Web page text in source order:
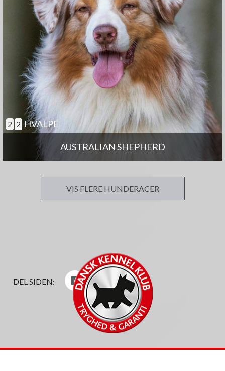
AUSTRALIAN SHEPHERD
2 2 HVALPE
VIS FLERE HUNDERACER
DEL SIDEN: